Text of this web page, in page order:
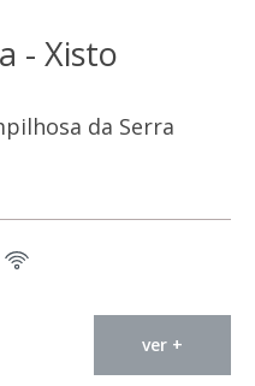
- Xisto
da Serra
ver +